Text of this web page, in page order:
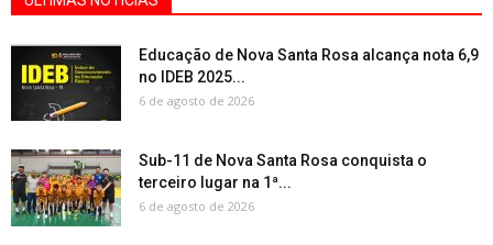
Educação de Nova Santa Rosa alcança nota 6,9
no IDEB 2025...
6 de agosto de 2026
Sub-11 de Nova Santa Rosa conquista o
terceiro lugar na 1ª...
6 de agosto de 2026